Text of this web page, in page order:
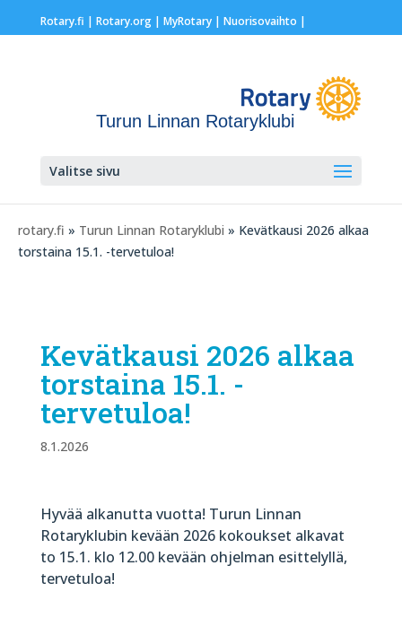
Rotary.fi | Rotary.org| MyRotary | Nuorisovaihto |
Turun Linnan Rotaryklubi
Valitse sivu
rotary.fi » Turun Linnan Rotaryklubi » Kevätkausi 2026 alkaa
torstaina 15.1. -tervetuloa!
Kevätkausi 2026 alkaa
torstaina 15.1. -
tervetuloa!
8.1.2026
Hyvää alkanutta vuotta! Turun Linnan
Rotaryklubin kevään 2026 kokoukset alkavat
to 15.1. klo 12.00 kevään ohjelman esittelyllä,
tervetuloa!